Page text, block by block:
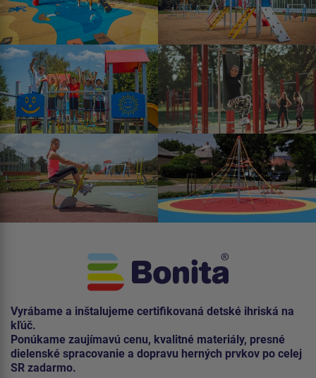
Vyrábame a inštalujeme certifikovaná detské ihriská na
kľúč.
Ponúkame zaujímavú cenu, kvalitné materiály, presné
dielenské spracovanie a dopravu herných prvkov po celej
SR zadarmo.